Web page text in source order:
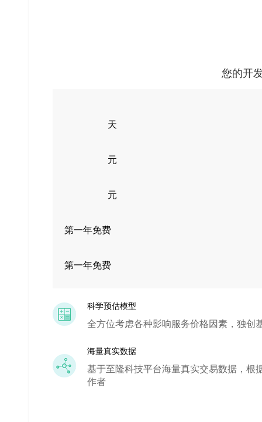
您的开
天
元
元
第一年免费
第一年免费
科学预估模型
全方位考虑各种影响服务价格因素，独创
海量真实数据
基于至隆科技平台海量真实交易数据，根
作者